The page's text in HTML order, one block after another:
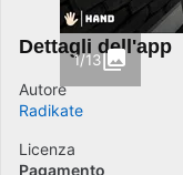
1/13
Dettagli dell'app
Autore
Radikate
Licenza
Pagamento